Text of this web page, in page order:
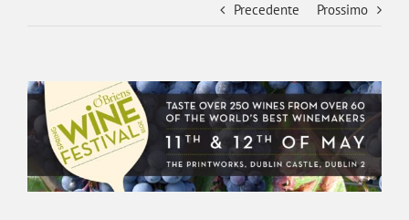
Precedente Prossimo
Ingrandisci
immagine